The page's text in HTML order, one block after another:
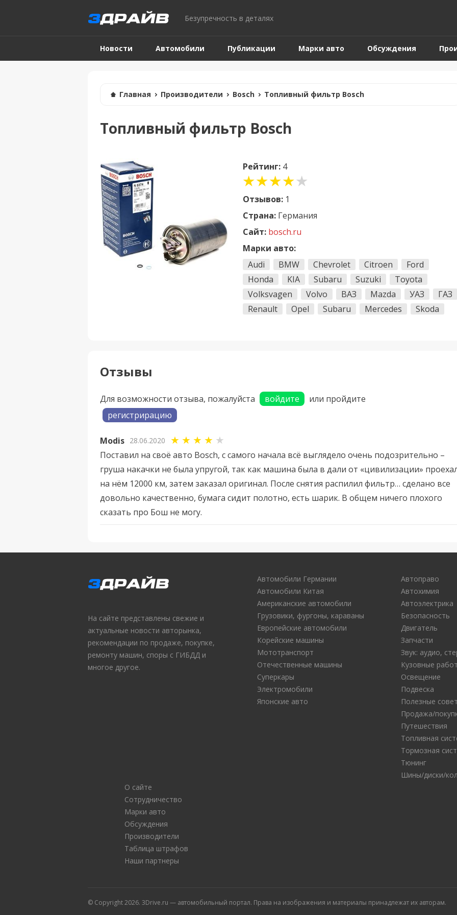
Безупречность в деталях
Новости Автомобили Публикации Марки авто Обсуждения
Главная Производители Bosch Топливный фильтр Bosch
Топливный фильтр Bosch
Рейтинг: 4
Отзывов: 1
Страна: Германия
Сайт: bosch.ru
Марки авто:
Audi
BMW Chevrolet Citroen
Ford
Honda
KIA Subaru Suzuki
Toyota
Volksvagen
Volvo ВАЗ Mazda УАЗ
ГАЗ
Renault
Opel Subaru Mercedes Skoda
Отзывы
Для возможности отзыва, пожалуйста войдите
или пройдите
регистрирацию
Modis 28.06.2020
Поставил на своё авто Bosch, с самого начала всё выглядело очень подозрительно –
груша накачки не была упругой, так как машина была в дали от «цивилизации»
на нём 12000 км, затем заказал оригинал. После снятия распилил фильтр… сделано все
довольно качественно, бумага сидит полотно, есть шарик. В общем ничего плохого
сказать про Бош не могу.
На сайте представлены свежие и
актуальные новости авторынка,
рекомендации по продаже, покупке,
ремонту машин, споры с ГИБДД и
многое другое.
Автомобили Германии
Автомобили Китая
Американские автомобили
Грузовики, фургоны, караваны
Европейские автомобили
Корейские машины
Мототранспорт
Отечественные машины
Суперкары
Электромобили
Японские авто
Автоправо
Автохимия
Автоэлектрика
Безопасность
Двигатель
Запчасти
Звук: аудио,
Кузовные
Освещение
Подвеска
Полезные
Продажа/
Путешествия
Топливная
Тормозная
Тюнинг
Шины/диски/
О сайте
Сотрудничество
Марки авто
Обсуждения
Производители
Таблица штрафов
Наши партнеры
© Copyright 2026. 3Drive.ru — автомобильный портал. Права на изображения и материалы принадлежат их авторам.